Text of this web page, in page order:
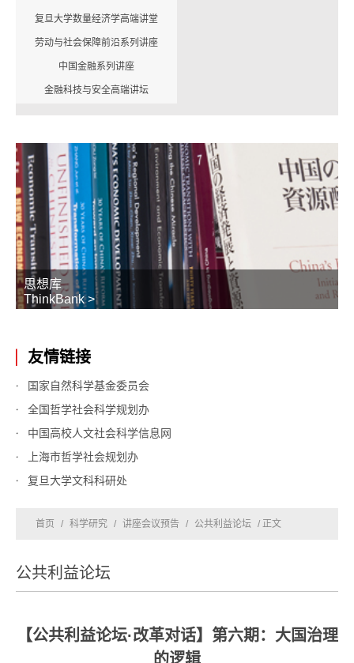
复旦大学数量经济学高端讲堂
劳动与社会保障前沿系列讲座
中国金融系列讲座
金融科技与安全高端讲坛
思想库
ThinkBank >
友情链接
国家自然科学基金委员会
全国哲学社会科学规划办
中国高校人文社会科学信息网
上海市哲学社会规划办
复旦大学文科科研处
首页 / 科学研究 / 讲座会议预告 / 公共利益论坛 / 正文
公共利益论坛
【公共利益论坛·改革对话】第六期：大国治理
的逻辑